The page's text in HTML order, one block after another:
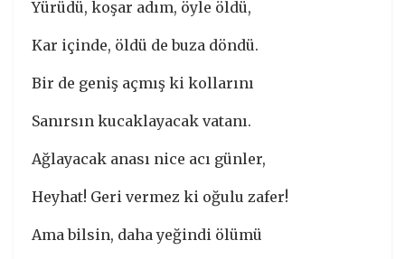
Yürüdü, koşar adım, öyle öldü,
Kar içinde, öldü de buza döndü.
Bir de geniş açmış ki kollarını
Sanırsın kucaklayacak vatanı.
Ağlayacak anası nice acı günler,
Heyhat! Geri vermez ki oğulu zafer!
Ama bilsin, daha yeğindi ölümü